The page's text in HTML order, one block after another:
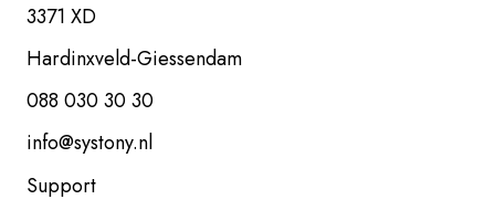
3371 XD
Hardinxveld-Giessendam
088 030 30 30
info@systony.nl
Support